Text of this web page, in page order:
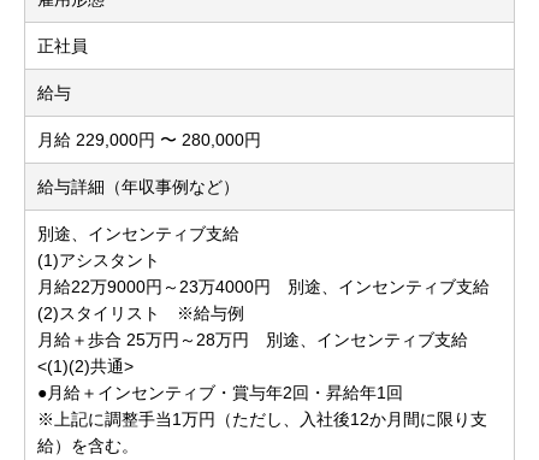
正社員
給与
月給 229,000円 〜 280,000円
給与詳細（年収事例など）
別途、インセンティブ支給
(1)アシスタント
月給22万9000円～23万4000円 別途、インセンティブ支給
(2)スタイリスト ※給与例
月給＋歩合 25万円～28万円 別途、インセンティブ支給
<(1)(2)共通>
●月給＋インセンティブ・賞与年2回・昇給年1回
※上記に調整手当1万円（ただし、入社後12か月間に限り支
給）を含む。